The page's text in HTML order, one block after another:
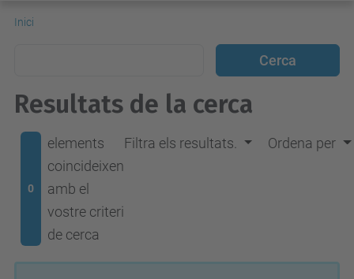
Inici
Resultats de la cerca
0
elements
coincideixen
amb el
vostre criteri
de cerca
Filtra els resultats. Ordena per